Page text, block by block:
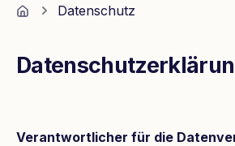
HomeDatenschutz
Verantwortlicher für die